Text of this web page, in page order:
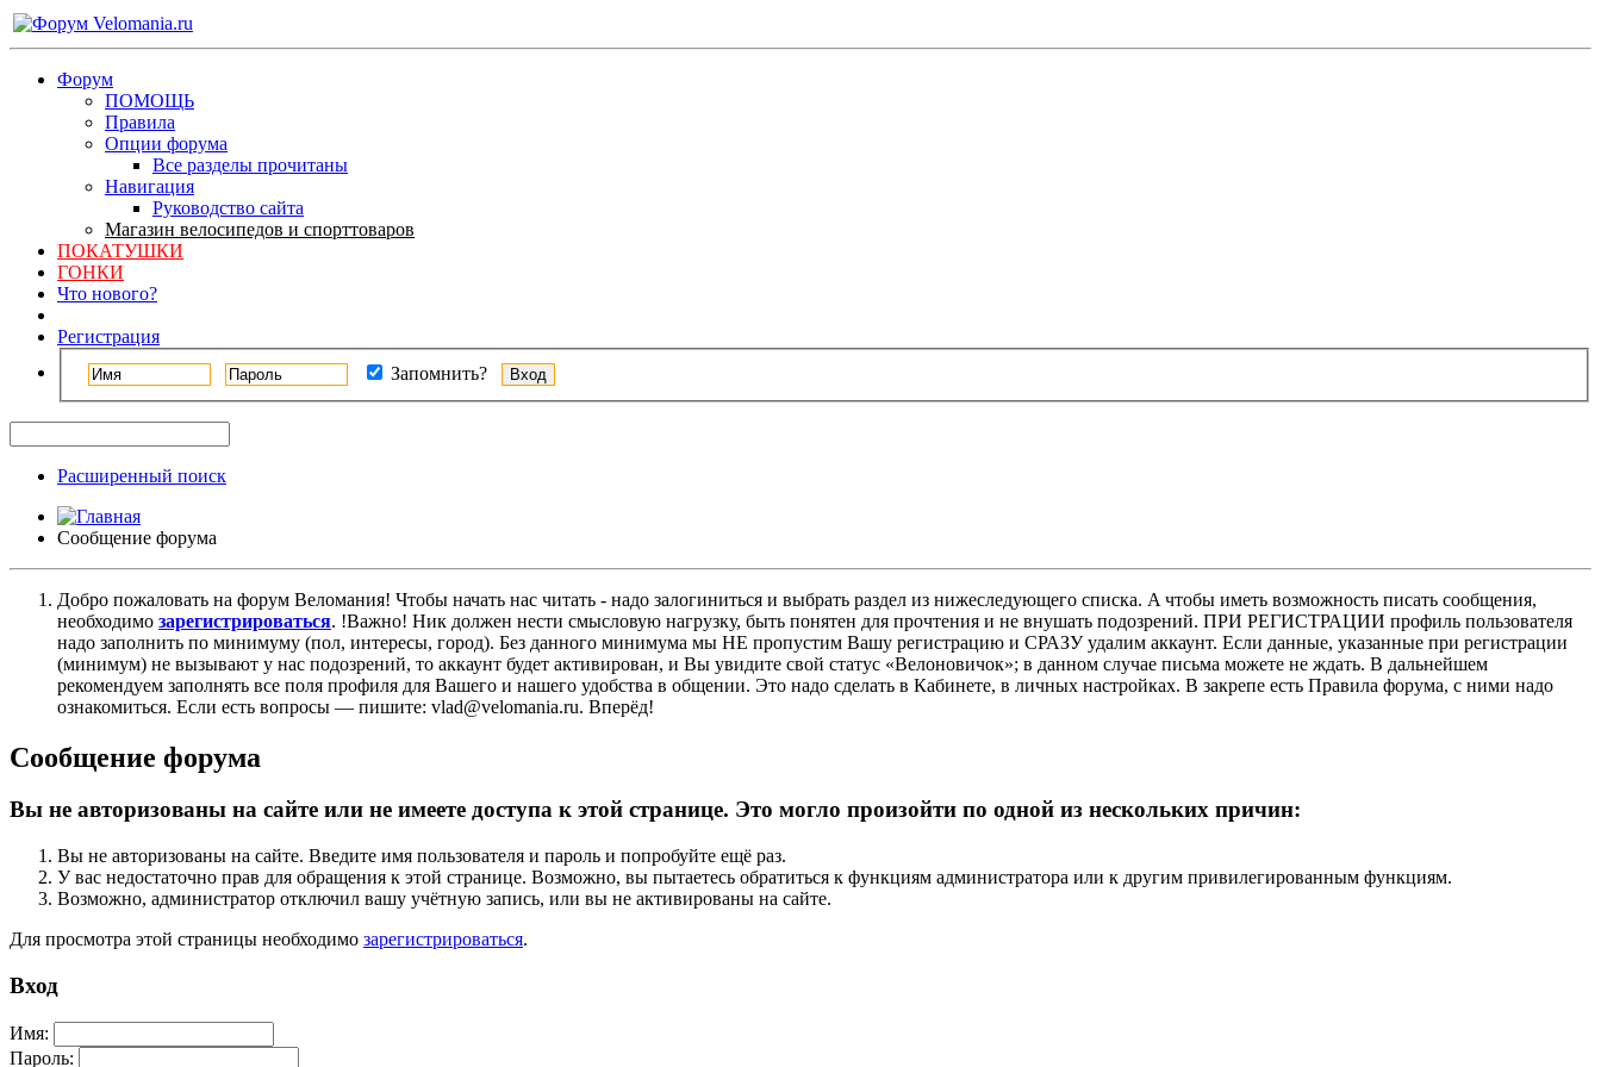
Форум
ПОМОЩЬ
Правила
Опции форума
Все разделы прочитаны
Навигация
Руководство сайта
Магазин велосипедов и спорттоваров
ПОКАТУШКИ
ГОНКИ
Что нового?
Регистрация
Запомнить?
Расширенный поиск
Сообщение форума
Добро пожаловать на форум Веломания! Чтобы начать нас читать - надо залогиниться и выбрать раздел из нижеследующего списка. A чтобы иметь возможность писать сообщения,
необходимо зарегистрироваться. !Важно! Ник должен нести смысловую нагрузку, быть понятен для прочтения и не внушать подозрений. ПРИ РЕГИСТРАЦИИ профиль пользователя
надо заполнить по минимуму (пол, интересы, город). Без данного минимума мы НЕ пропустим Вашу регистрацию и СРАЗУ удалим аккаунт. Если данные, указанные при регистрации
(минимум) не вызывают у нас подозрений, то аккаунт будет активирован, и Вы увидите свой статус «Велоновичок»; в данном случае письма можете не ждать. В дальнейшем
рекомендуем заполнять все поля профиля для Вашего и нашего удобства в общении. Это надо сделать в Кабинете, в личных настройках. В закрепе есть Правила форума, с ними надо
ознакомиться. Если есть вопросы — пишите: vlad@velomania.ru. Вперёд!
Сообщение форума
Вы не авторизованы на сайте или не имеете доступа к этой странице. Это могло произойти по одной из нескольких причин:
Вы не авторизованы на сайте. Введите имя пользователя и пароль и попробуйте ещё раз.
У вас недостаточно прав для обращения к этой странице. Возможно, вы пытаетесь обратиться к функциям администратора или к другим привилегированным функциям.
Возможно, администратор отключил вашу учётную запись, или вы не активированы на сайте.
Для просмотра этой страницы необходимо зарегистрироваться.
Вход
Имя:
Пароль: